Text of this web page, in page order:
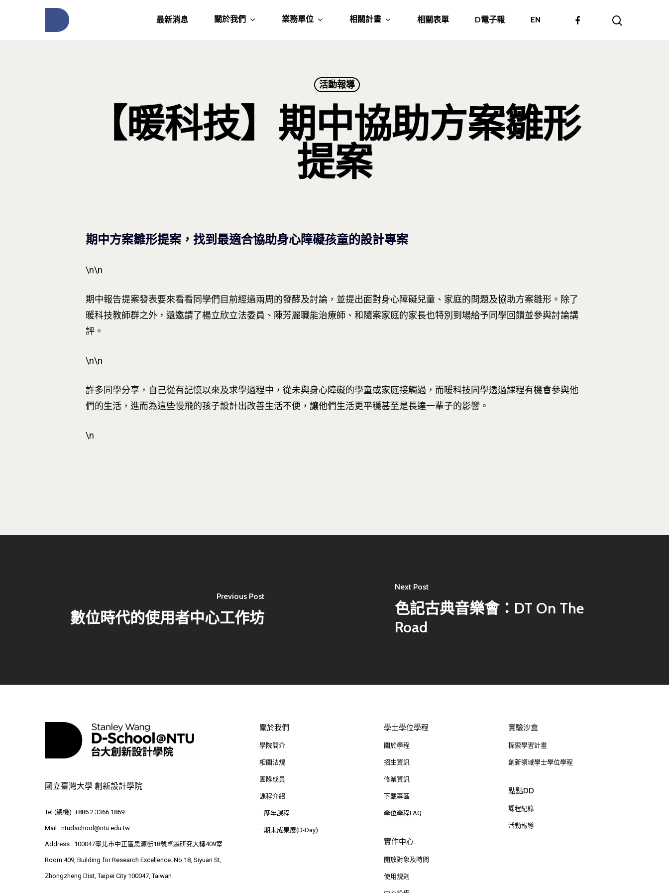
最新消息 關於我們 業務單位 相關計畫 相關表單 D電子報 EN
活動報導
【暖科技】期中協助方案雛形
提案
期中方案雛形提案 ，找到最適合協助身心障礙孩童的設計專案
\n\n
期中報告提案發表要來看看同學們目前經過兩周的發酵及討論，並提出面對身心障礙兒童、家庭的問題及協助方案雛形。除了
暖科技教師群之外，還邀請了楊立欣立法委員、陳芳麗職能治療師、和隨案家庭的家長也特別到場給予同學回饋並參與討論講
評。
\n\n
許多同學分享，自己從有記憶以來及求學過程中，從未與身心障礙的學童或家庭接觸過，而暖科技同學透過課程有機會參與他
們的生活，進而為這些慢飛的孩子設計出改善生活不便，讓他們生活更平穩甚至是長達一輩子的影響。
\n
Previous Post
數位時代的使用者中心工作坊
Next Post
色記古典音樂會：DT On The
Road
國立臺灣大學 創新設計學院
Tel (總機): +886 2 3366 1869
Mail : ntudschool@ntu.edu.tw
Address : 100047臺北市中正區思源街18號卓越研究大樓409室
Room 409, Building for Research Excellence. No.18, Siyuan St,
Zhongzheng Dist, Taipei City 100047, Taiwan
關於我們
學院簡介
相關法規
團隊成員
課程介紹
–歷年課程
–期末成果展(D-Day)
學士學位學程
關於學程
招生資訊
修業資訊
下載專區
學位學程FAQ
實作中心
開放對象及時間
使用規則
實驗沙盒
探索學習計畫
創新領域學士學位學程
點點DD
課程紀錄
活動報導
Room 409, Building for Research